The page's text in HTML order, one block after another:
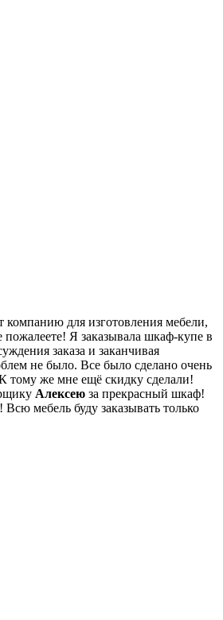
компанию для изготовления мебели,
Я заказывала шкаф-купе в
заказа и заканчивая
не было. Все было сделано очень
тому же мне ещё скидку сделали!
Алексею за прекрасный шкаф!
Всю мебель буду заказывать только